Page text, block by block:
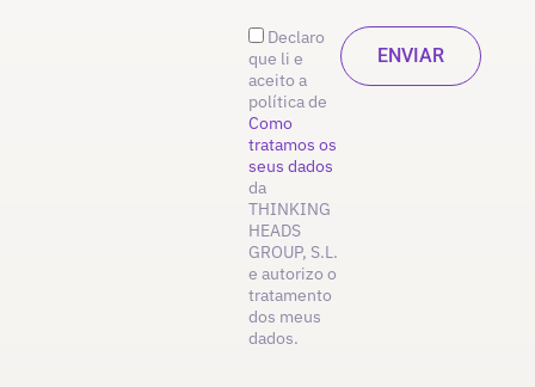
Declaro
que li e
aceito a
política de
Como
tratamos os
seus dados
da
THINKING
HEADS
GROUP, S.L.
e autorizo o
tratamento
dos meus
dados.